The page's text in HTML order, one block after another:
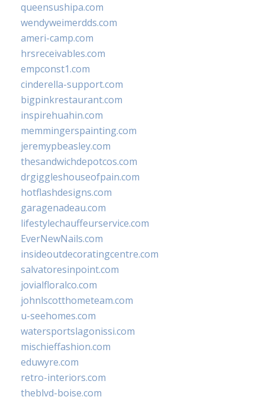
queensushipa.com
wendyweimerdds.com
ameri-camp.com
hrsreceivables.com
empconst1.com
cinderella-support.com
bigpinkrestaurant.com
inspirehuahin.com
memmingerspainting.com
jeremypbeasley.com
thesandwichdepotcos.com
drgiggleshouseofpain.com
hotflashdesigns.com
garagenadeau.com
lifestylechauffeurservice.com
EverNewNails.com
insideoutdecoratingcentre.com
salvatoresinpoint.com
jovialfloralco.com
johnlscotthometeam.com
u-seehomes.com
watersportslagonissi.com
mischieffashion.com
eduwyre.com
retro-interiors.com
theblvd-boise.com